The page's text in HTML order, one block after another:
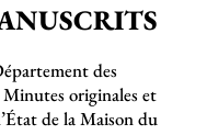
des
originales et
de la Maison du